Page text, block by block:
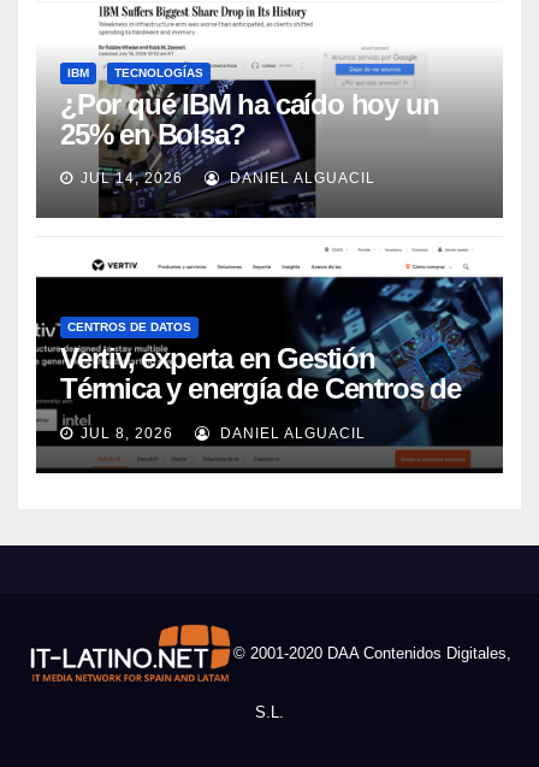
IBM TECNOLOGÍAS
¿Por qué IBM ha caído hoy un
25% en Bolsa?
JUL 14, 2026 DANIEL ALGUACIL
CENTROS DE DATOS
Vertiv, experta en Gestión
Térmica y energía de Centros de
Datos, sigue su crecimiento
imparable
JUL 8, 2026 DANIEL ALGUACIL
© 2001-2020 DAA Contenidos Digitales,
S.L.